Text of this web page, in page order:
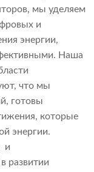
мы уделяем
и
энергии,
Наша
что мы
готовы
которые
энергии.
и
в развитии